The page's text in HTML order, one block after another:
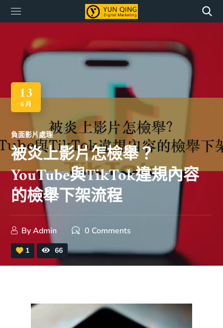
13
6 月
負面影片處理
被炎上影片怎檢舉？
YouTube與TikTok違規內容
的檢舉下架流程
ByAdmin 0 Comments
1 66